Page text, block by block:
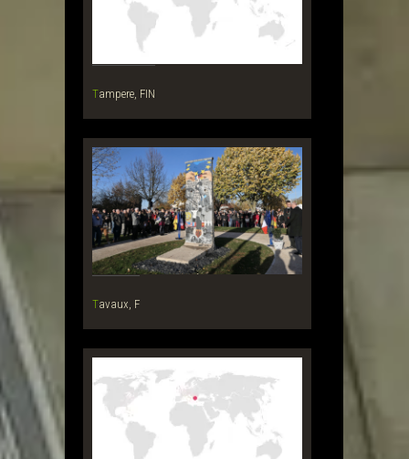
Tampere, FIN
Tavaux, F